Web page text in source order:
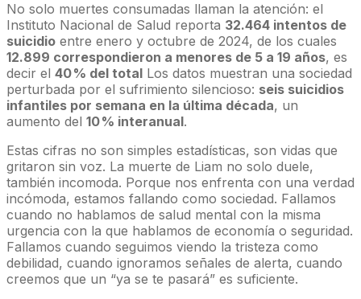
No solo muertes consumadas llaman la atención: el
Instituto Nacional de Salud reporta 32.464 intentos de
suicidio entre enero y octubre de 2024, de los cuales
12.899 correspondieron a menores de 5 a 19 años, es
decir el 40 % del total Los datos muestran una sociedad
perturbada por el sufrimiento silencioso: seis suicidios
infantiles por semana en la última década, un
aumento del 10 % interanual.
Estas cifras no son simples estadísticas, son vidas que
gritaron sin voz. La muerte de Liam no solo duele,
también incomoda. Porque nos enfrenta con una verdad
incómoda, estamos fallando como sociedad. Fallamos
cuando no hablamos de salud mental con la misma
urgencia con la que hablamos de economía o seguridad.
Fallamos cuando seguimos viendo la tristeza como
debilidad, cuando ignoramos señales de alerta, cuando
creemos que un “ya se te pasará” es suficiente.